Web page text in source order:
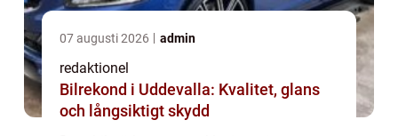
07 augusti 2026 admin
redaktionel
Bilrekond i Uddevalla: Kvalitet, glans
och långsiktigt skydd